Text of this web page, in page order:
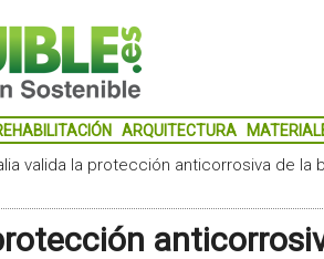
ARQUITECTURA
valida la protección anticorrosiva de la